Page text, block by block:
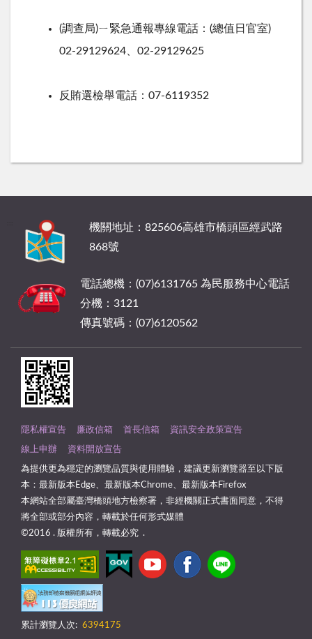
(調查局)ㄧ緊急通報專線電話：(總值日官室)
02-29129624、02-29129625
反賄選檢舉電話：07-6119352
機關地址：825606高雄市橋頭區經武路
868號
電話總機：(07)6131765 為民服務中心電話
分機：3121
傳真號碼：(07)6120562
隱私權宣告 廉政信箱 首長信箱 資訊安全政策宣告
線上申辦 資料開放宣告
為提供更為穩定的瀏覽品質與使用體驗，建議更新瀏覽器至以下版
本：最新版本Edge、最新版本Chrome、最新版本Firefox
本網站全部屬臺灣橋頭地方檢察署，非經機關正式書面同意，不得
將全部或部分內容，轉載於任何形式媒體
©2016 . 版權所有，轉載必究 .
累計瀏覽人次: 6394175